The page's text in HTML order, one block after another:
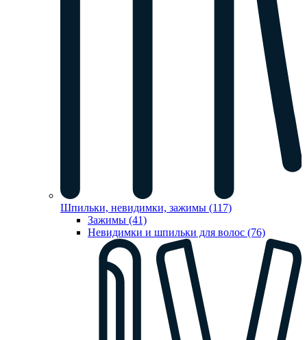
Шпильки, невидимки, зажимы (117)
Зажимы (41)
Невидимки и шпильки для волос (76)